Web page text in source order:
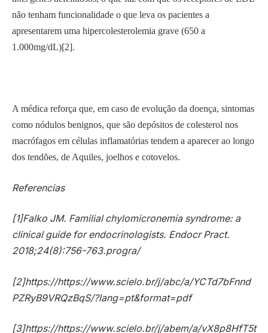
não tenham funcionalidade o que leva os pacientes a
apresentarem uma hipercolesterolemia grave (650 a
1.000mg/dL)[2].
A médica reforça que, em caso de evolução da doença, sintomas
como nódulos benignos, que são depósitos de colesterol nos
macrófagos em células inflamatórias tendem a aparecer ao longo
dos tendões, de Aquiles, joelhos e cotovelos.
Referencias
[1]Falko JM. Familial chylomicronemia syndrome: a
clinical guide for endocrinologists. Endocr Pract.
2018;24(8):756-763.progra/
[2]https://https://www.scielo.br/j/abc/a/YCTd7bFnnd
PZRyB9VRQzBqS/?lang=pt&format=pdf
[3]https://https://www.scielo.br/j/abem/a/vX8p8HfT5t